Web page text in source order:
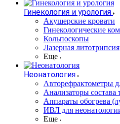
Гинекология и урология
Акушерские кровати
Гинекологические
Кольпоскопы
Лазерная литотрипсия
Еще
Неонатология
Авторефрактометры
Анализаторы состава
Аппараты обогрева
ИВЛ для
Еще